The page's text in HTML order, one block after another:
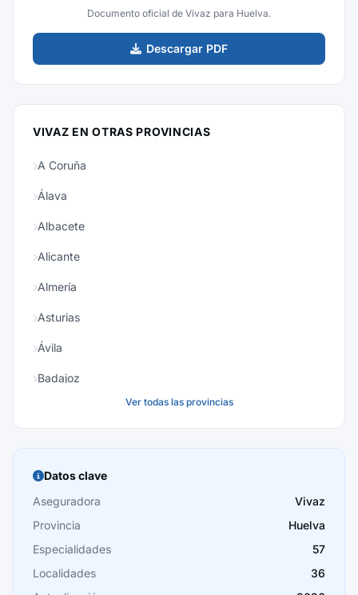
Documento oficial de Vivaz para Huelva.
Descargar PDF
VIVAZ EN OTRAS PROVINCIAS
A Coruña
Álava
Albacete
Alicante
Almería
Asturias
Ávila
Badajoz
Burgos
Cáceres
Cádiz
Cantabria
Castellón
Ver todas las provincias
Datos clave
Aseguradora
Vivaz
Provincia
Huelva
Especialidades
57
Localidades
36